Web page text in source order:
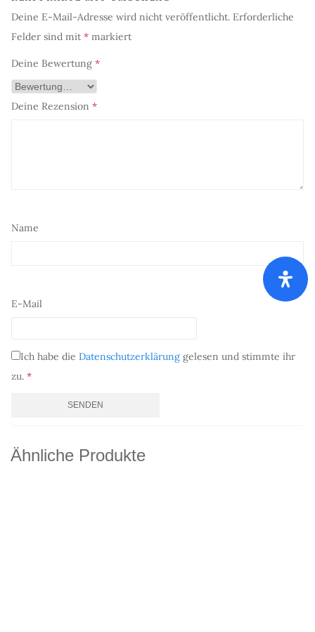
Deine E-Mail-Adresse wird nicht veröffentlicht. Erforderliche
Felder sind mit * markiert
Deine Bewertung *
Deine Rezension *
Name
E-Mail
Ich habe die Datenschutzerklärung gelesen und stimmte ihr
zu. *
Ähnliche Produkte